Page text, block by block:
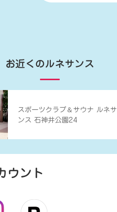
お近くのルネサンス
スポーツクラブ ＆ サウナ ルネサ
ンス 石神井公園24
ウント